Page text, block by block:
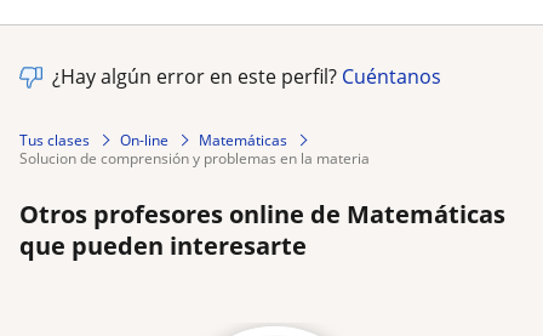
¿Hay algún error en este perfil? Cuéntanos
Tus clases On-line
Matemáticas
solucion de comprensión y problemas en la materia
Otros profesores online de Matemáticas
que pueden interesarte